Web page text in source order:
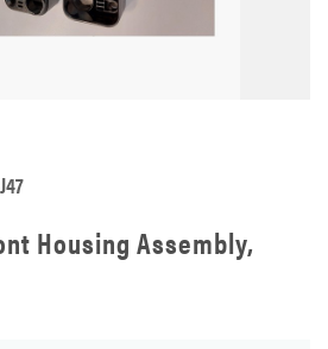
Housing Assembly,